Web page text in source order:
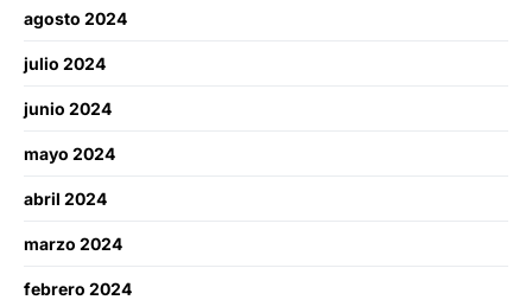
agosto 2024
julio 2024
junio 2024
mayo 2024
abril 2024
marzo 2024
febrero 2024